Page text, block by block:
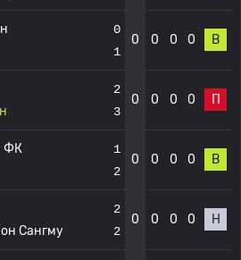
0
1
0 0 0 0 В
2
3
0 0 0 0 П
ФК
1
2
0 0 0 0 В
Сангму
2
2
0 0 0 0 Н